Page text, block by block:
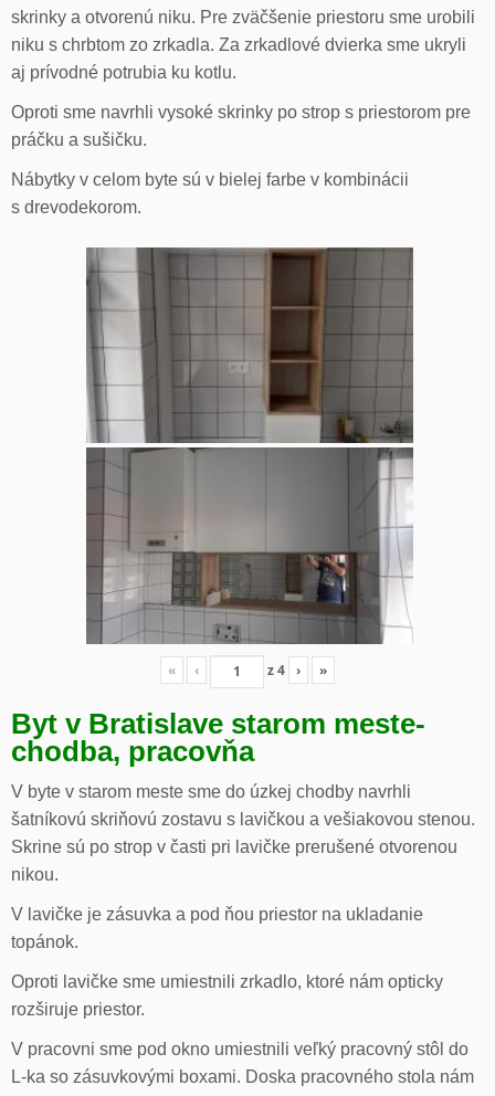
skrinky a otvorenú niku. Pre zväčšenie priestoru sme urobili
niku s chrbtom zo zrkadla. Za zrkadlové dvierka sme ukryli
aj prívodné potrubia ku kotlu.
Oproti sme navrhli vysoké skrinky po strop s priestorom pre
práčku a sušičku.
Nábytky v celom byte sú v bielej farbe v kombinácii
s drevodekorom.
« ‹ z4 › »
Byt v Bratislave starom meste-
chodba, pracovňa
V byte v starom meste sme do úzkej chodby navrhli
šatníkovú skriňovú zostavu s lavičkou a vešiakovou stenou.
Skrine sú po strop v časti pri lavičke prerušené otvorenou
nikou.
V lavičke je zásuvka a pod ňou priestor na ukladanie
topánok.
Oproti lavičke sme umiestnili zrkadlo, ktoré nám opticky
rozširuje priestor.
V pracovni sme pod okno umiestnili veľký pracovný stôl do
L-ka so zásuvkovými boxami. Doska pracovného stola nám